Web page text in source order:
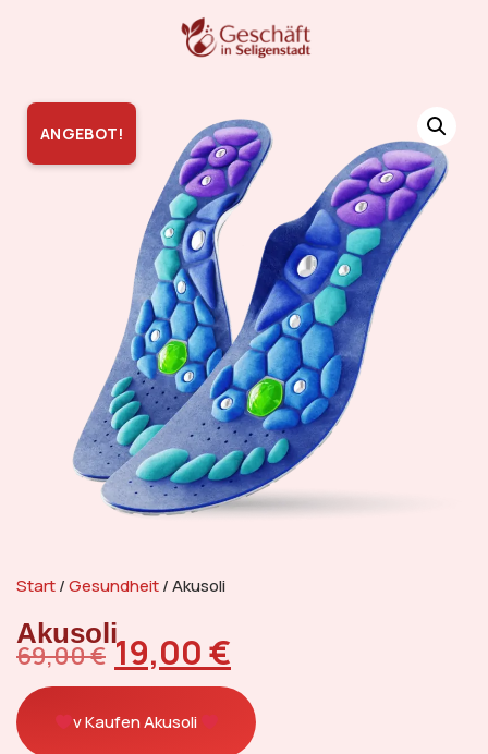
ANGEBOT!
Start/Gesundheit/ Akusoli
Akusoli
69,00€ 19,00€
v Kaufen Akusoli